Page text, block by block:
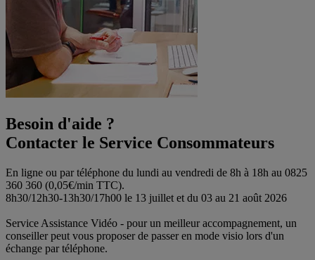
Besoin d'aide ?
Contacter le Service Consommateurs
En ligne ou par téléphone du lundi au vendredi de 8h à 18h au 0825
360 360 (0,05€/min TTC).
8h30/12h30-13h30/17h00 le 13 juillet et du 03 au 21 août 2026
Service Assistance Vidéo - pour un meilleur accompagnement, un
conseiller peut vous proposer de passer en mode visio lors d'un
échange par téléphone.